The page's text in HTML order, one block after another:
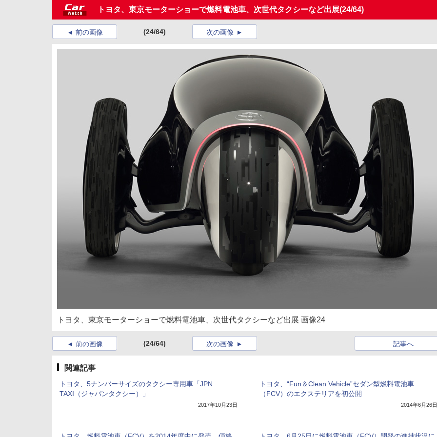
トヨタ、東京モーターショーで燃料電池車、次世代タクシーなど出展(24/64)
前の画像 (24/64) 次の画像
トヨタ、東京モーターショーで燃料電池車、次世代タクシーなど出展 画像24
前の画像 (24/64) 記事へ
次の画像
関連記事
トヨタ、5ナンバーサイズのタクシー専用車「JPN
TAXI（ジャパンタクシー）」
2017年10月23日
トヨタ、“Fun＆Clean Vehicle”セダン型燃料電池車
（FCV）のエクステリアを初公開
2014年6月26日